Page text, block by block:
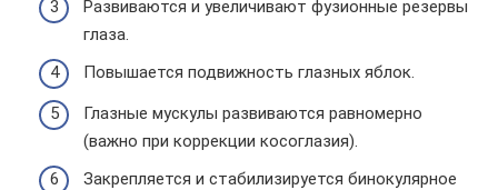
Развиваются и увеличивают фузионные резервы
глаза.
Повышается подвижность глазных яблок.
Глазные мускулы развиваются равномерно
(важно при коррекции косоглазия).
Закрепляется и стабилизируется бинокулярное